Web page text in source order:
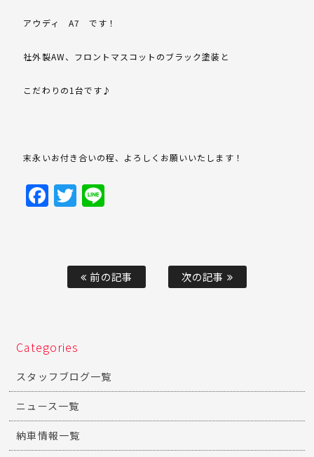
アウディ A7 です！
社外製AW、フロントマスコットのブラック塗装と
こだわりの1台です♪
末永いお付き合いの程、よろしくお願いいたします！
Facebook
Twitter
前の記事 次の記事
Categories
スタッフブログ一覧
ニュース一覧
納車情報一覧